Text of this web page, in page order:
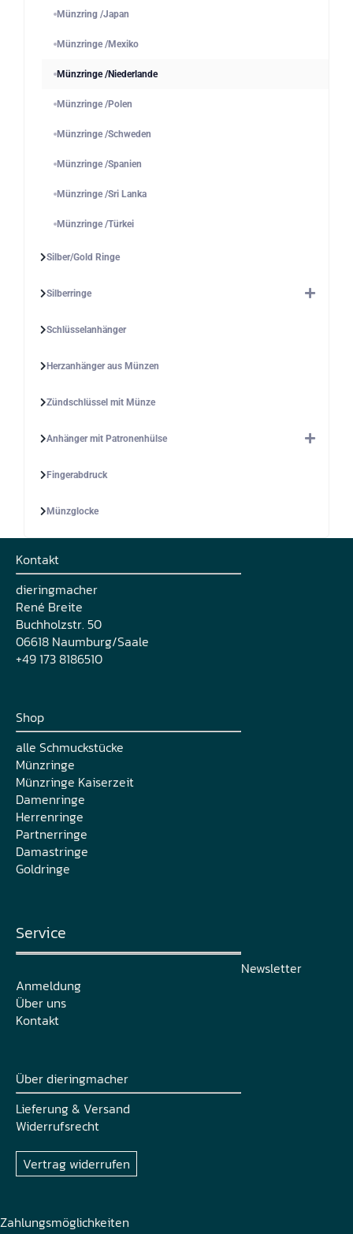
Münzring /Japan
Münzringe /Mexiko
Münzringe /Niederlande
Münzringe /Polen
Münzringe /Schweden
Münzringe /Spanien
Münzringe /Sri Lanka
Münzringe /Türkei
Silber/Gold Ringe
Silberringe
Schlüsselanhänger
Herzanhänger aus Münzen
Zündschlüssel mit Münze
Anhänger mit Patronenhülse
Fingerabdruck
Münzglocke
Kontakt
dieringmacher
René Breite
Buchholzstr. 50
06618 Naumburg/Saale
+49 173 8186510
Shop
alle Schmuckstücke
Münzringe
Münzringe Kaiserzeit
Damenringe
Herrenringe
Partnerringe
Damastringe
Goldringe
Service
Newsletter
Anmeldung
Über uns
Kontakt
Über dieringmacher
Lieferung & Versand
Widerrufsrecht
Vertrag widerrufen
Zahlungsmöglichkeiten